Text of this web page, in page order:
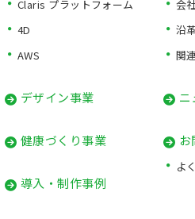
Claris プラットフォーム
4D
AWS
デザイン事業
健康づくり事業
導入・制作事例
会
沿
関
ニ
よ